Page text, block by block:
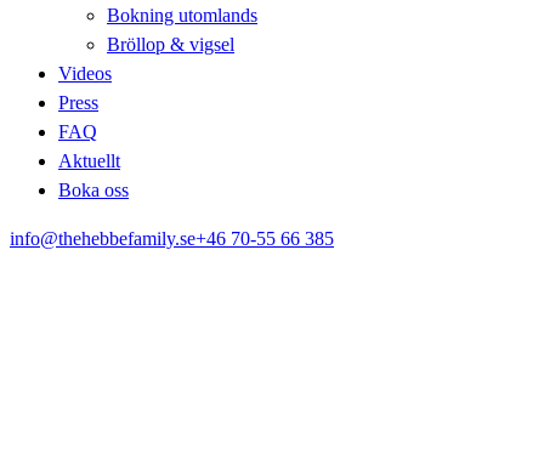
Bokning utomlands
Bröllop & vigsel
Videos
Press
FAQ
Aktuellt
Boka oss
info@thehebbefamily.se+46 70-55 66 385